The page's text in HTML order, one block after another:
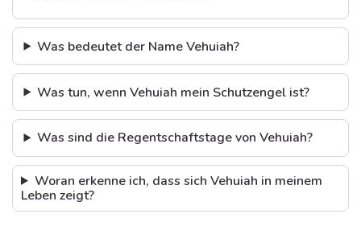
Was bedeutet der Name Vehuiah?
Was tun, wenn Vehuiah mein Schutzengel ist?
Was sind die Regentschaftstage von Vehuiah?
Woran erkenne ich, dass sich Vehuiah in meinem
Leben zeigt?